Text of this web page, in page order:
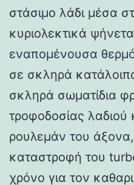
στάσιμο λάδι μέσα
κυριολεκτικά
εναπομένουσα
σε σκληρά
σκληρά σωματίδια
τροφοδοσίας
ρουλεμάν του
καταστροφή του
χρόνο για τον